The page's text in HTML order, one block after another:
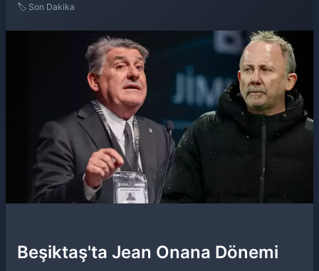
🏷️ Son Dakika
Beşiktaş'ta Jean Onana Dönemi